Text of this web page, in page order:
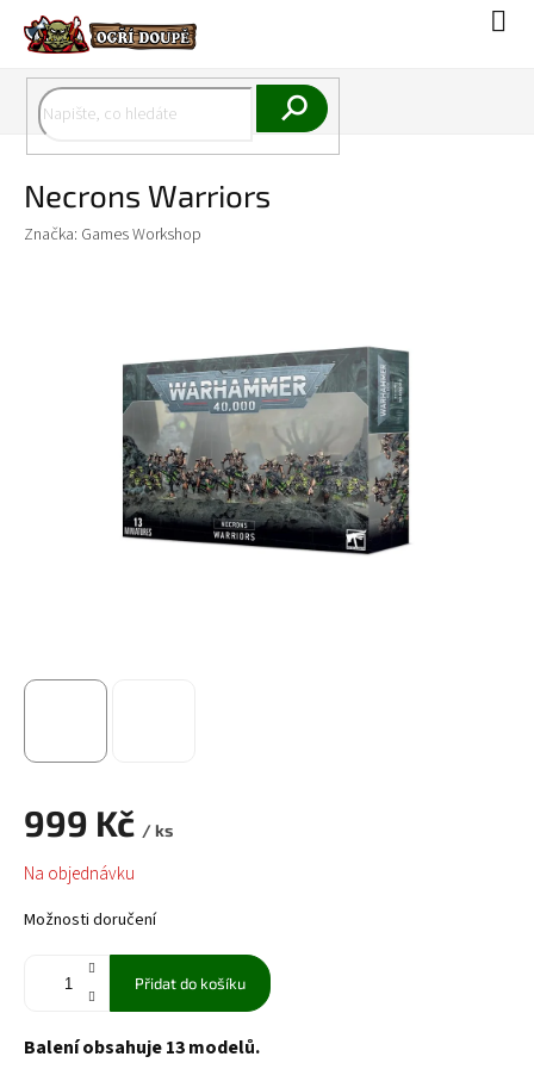
obsah
Necrons Warriors
Značka: Games Workshop
999 Kč / ks
Měrná
cena:
Na objednávku
Možnosti doručení
Přidat do košíku
Balení obsahuje 13 modelů.